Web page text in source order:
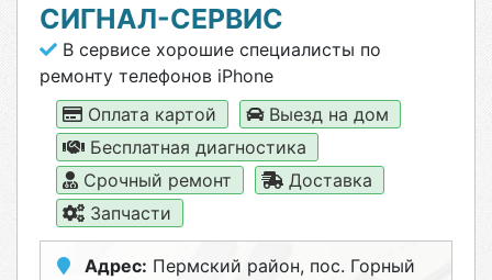
СИГНАЛ-СЕРВИС
В сервисе хорошие специалисты по
ремонту телефонов iPhone
Оплата картой
Выезд на дом
Бесплатная диагностика
Срочный ремонт
Доставка
Запчасти
Адрес: Пермский район, пос. Горный